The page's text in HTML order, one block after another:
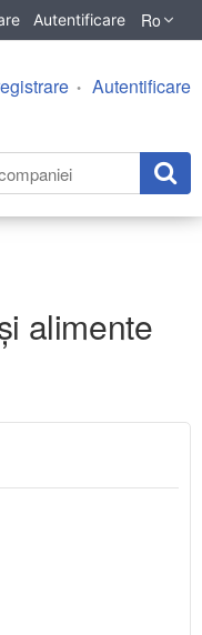
Autentificare Ro
Autentificare
alimente